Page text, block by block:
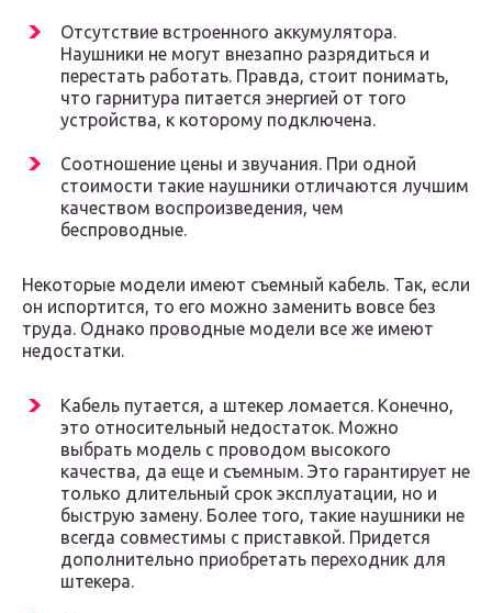
Отсутствие встроенного аккумулятора.
Наушники не могут внезапно разрядиться и
перестать работать. Правда, стоит понимать,
что гарнитура питается энергией от того
устройства, к которому подключена.
Соотношение цены и звучания. При одной
стоимости такие наушники отличаются лучшим
качеством воспроизведения, чем
беспроводные.
Некоторые модели имеют съемный кабель. Так, если
он испортится, то его можно заменить вовсе без
труда. Однако проводные модели все же имеют
недостатки.
Кабель путается, а штекер ломается. Конечно,
это относительный недостаток. Можно
выбрать модель с проводом высокого
качества, да еще и съемным. Это гарантирует не
только длительный срок эксплуатации, но и
быструю замену. Более того, такие наушники не
всегда совместимы с приставкой. Придется
дополнительно приобретать переходник для
штекера.